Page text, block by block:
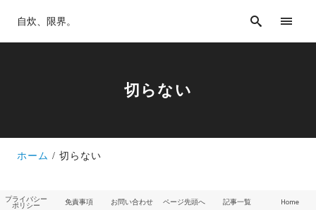
自炊、限界。
切らない
ホーム 切らない
プライバシー
ポリシー
免責事項 お問い合わせ ページ先頭へ 記事一覧 Home